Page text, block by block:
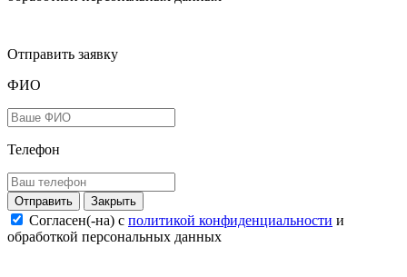
Отправить заявку
ФИО
Телефон
Закрыть
Согласен(-на) c политикой конфиденциальности и
обработкой персональных данных